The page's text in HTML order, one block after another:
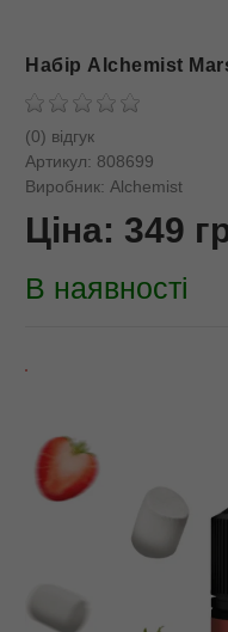
Набір Alchemist
(0) відгук
Артикул: 808699
Виробник: Alchemist
Ціна: 349
В наявності